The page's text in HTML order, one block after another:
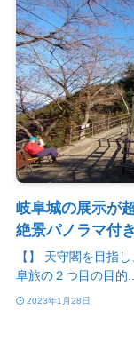
岐阜城の展示が
絶景パノラマ付き
【】 天守閣を目指
阜旅の２つ目の目的
2023年1月28日